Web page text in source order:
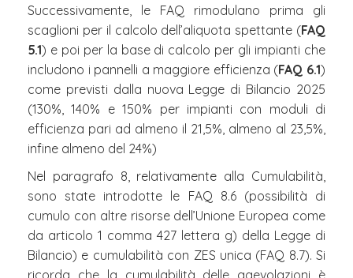
Successivamente, le FAQ rimodulano prima gli
scaglioni per il calcolo dell’aliquota spettante (FAQ
5.1) e poi per la base di calcolo per gli impianti che
includono i pannelli a maggiore efficienza (FAQ 6.1)
come previsti dalla nuova Legge di Bilancio 2025
(130%, 140% e 150% per impianti con moduli di
efficienza pari ad almeno il 21,5%, almeno al 23,5%,
infine almeno del 24%)
Nel paragrafo 8, relativamente alla Cumulabilità,
sono state introdotte le FAQ 8.6 (possibilità di
cumulo con altre risorse dell’Unione Europea come
da articolo 1 comma 427 lettera g) della Legge di
Bilancio) e cumulabilità con ZES unica (FAQ 8.7). Si